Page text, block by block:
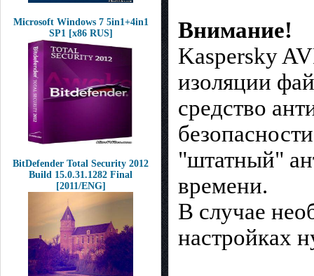
Microsoft Windows 7 5in1+4in1
SP1 [x86 RUS]
BitDefender Total Security 2012
Build 15.0.31.1282 Final
[2011/ENG]
Внимание!
Kaspersky
изоляции
средство
"штатный"
времени.
В случае
настройках